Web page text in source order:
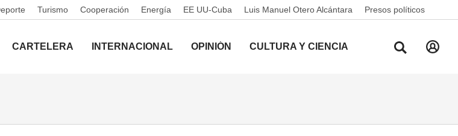
Turismo Cooperación Energía EE UU-Cuba Luis Manuel Otero Alcántara Presos políticos
CARTELERA INTERNACIONAL OPINIÓN CULTURA Y CIENCIA